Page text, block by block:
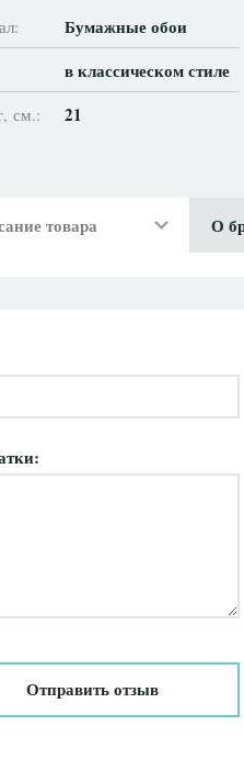
Бумажные обои
в классическом стиле
см.: 21
товара О
Отправить отзыв